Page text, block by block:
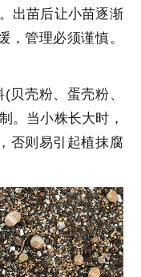
出苗后让小苗逐渐
，管理必须谨慎。
贝壳粉、蛋壳粉、
。当小株长大时，
否则易引起植抹腐